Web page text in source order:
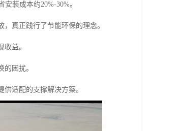
装成本约20%-30%。
真正践行了节能环保的理念。
益。
困扰。
适配的支撑解决方案。